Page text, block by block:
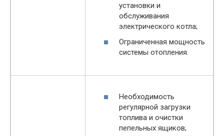
установки и
обслуживания
электрического котла;
Ограниченная мощность
системы отопления.
Необходимость
регулярной загрузки
топлива и очистки
пепельных ящиков;